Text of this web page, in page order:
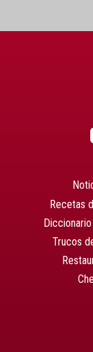
Recetas
Trucos